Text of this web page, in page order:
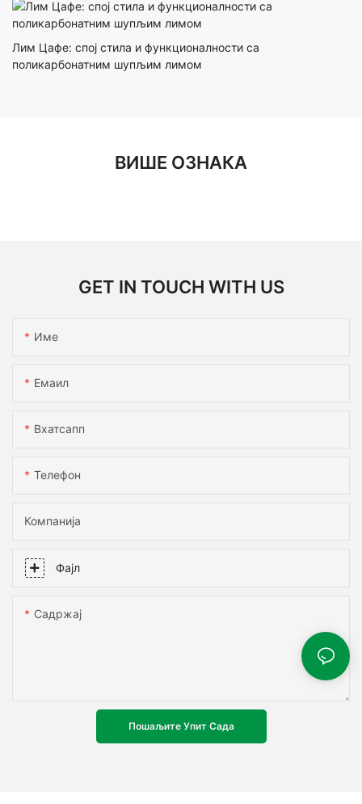
Лим Цафе: спој стила и функционалности са
поликарбонатним шупљим лимом
ВИШЕ ОЗНАКА
GET IN TOUCH WITH US
Име
Емаил
Вхатсапп
Телефон
Компанија
Фајл
Садржај
Пошаљите Упит Сада